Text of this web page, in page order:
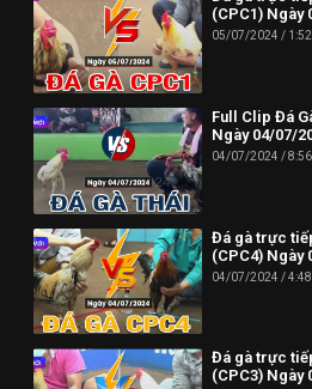
những Video đá gà trực tiếp - Đá gà
mới nhất hôm nay!
© Bản quyền thuộc về
© Mọi thông tin bản quyền hay khiếu
info@dagatructiep.tube
(CPC1) Ngày
05/07/2024
Full Clip Đá
Ngày 04/07/
04/07/2024
Đá gà trực
(CPC4) Ngày
04/07/2024
Đá gà trực
(CPC3) Ngày